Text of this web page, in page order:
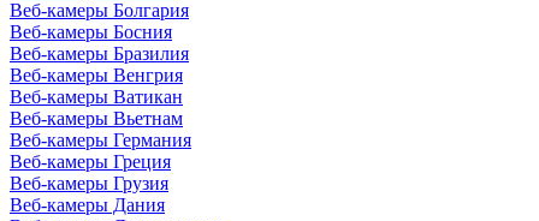
Веб-камеры Болгария
Веб-камеры Босния
Веб-камеры Бразилия
Веб-камеры Венгрия
Веб-камеры Ватикан
Веб-камеры Вьетнам
Веб-камеры Германия
Веб-камеры Греция
Веб-камеры Грузия
Веб-камеры Дания